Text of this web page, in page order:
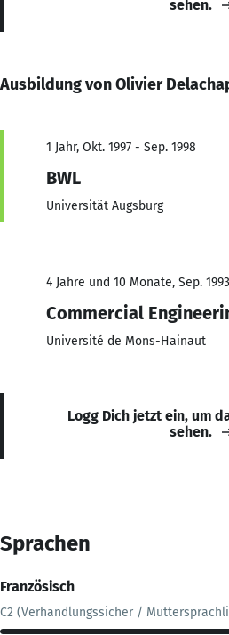
sehen.
Ausbildung von Olivier
1 Jahr, Okt. 1997 - Sep. 1998
BWL
Universität Augsburg
4 Jahre und 10 Monate, Sep.
Commercial
Université de Mons-Hainaut
Logg Dich jetzt ein, um
sehen.
Sprachen
Französisch
C2 (Verhandlungssicher /